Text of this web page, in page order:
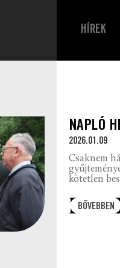
HÍREK
NAPLÓ
2026.01.09
Csaknem
kötetlen
BŐVEBBEN